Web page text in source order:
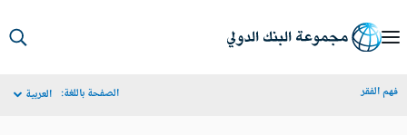
الفقر الصفحة باللغة: العربية